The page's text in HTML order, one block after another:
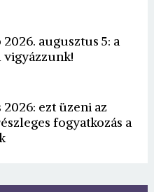
augusztus 5: a
ezt üzeni az
fogyatkozás a